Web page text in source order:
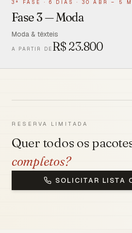
3ª FASE · 6 DIAS · 30 ABR – 5
Fase 3 — Moda
Moda & têxteis
A PARTIR DE R$ 23.800
RESERVA LIMITADA
Quer todos os
completos?
SOLICITAR LISTA